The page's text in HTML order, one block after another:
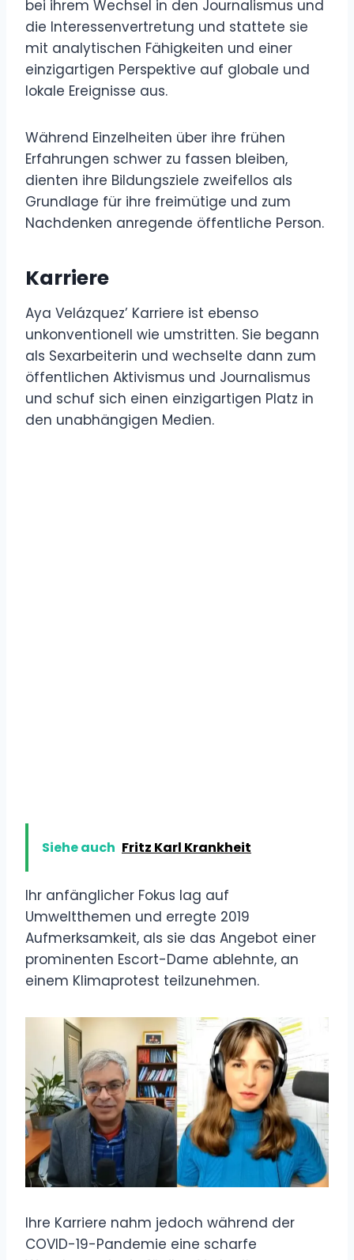
bei ihrem Wechsel in den Journalismus und
die Interessenvertretung und stattete sie
mit analytischen Fähigkeiten und einer
einzigartigen Perspektive auf globale und
lokale Ereignisse aus.
Während Einzelheiten über ihre frühen
Erfahrungen schwer zu fassen bleiben,
dienten ihre Bildungsziele zweifellos als
Grundlage für ihre freimütige und zum
Nachdenken anregende öffentliche Person.
Karriere
Aya Velázquez’ Karriere ist ebenso
unkonventionell wie umstritten. Sie begann
als Sexarbeiterin und wechselte dann zum
öffentlichen Aktivismus und Journalismus
und schuf sich einen einzigartigen Platz in
den unabhängigen Medien.
Siehe auch Fritz Karl Krankheit
Ihr anfänglicher Fokus lag auf
Umweltthemen und erregte 2019
Aufmerksamkeit, als sie das Angebot einer
prominenten Escort-Dame ablehnte, an
einem Klimaprotest teilzunehmen.
Ihre Karriere nahm jedoch während der
COVID-19-Pandemie eine scharfe